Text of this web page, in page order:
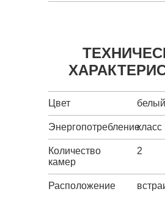
Цвет белый
Энергопотреблениекласс
Количество
камер
2
Расположение